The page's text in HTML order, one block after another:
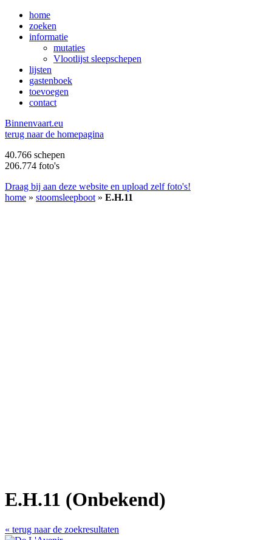
home
zoeken
informatie
mutaties
Vlootlijst sleepschepen
lijsten
gastenboek
toevoegen
contact
Binnenvaart.eu
terug naar de homepagina
40.766 schepen
206.774 foto's
Draag bij aan deze website en upload zelf foto's!
home » stoomsleepboot » E.H.11
E.H.11 (Onbekend)
« terug naar de zoekresultaten